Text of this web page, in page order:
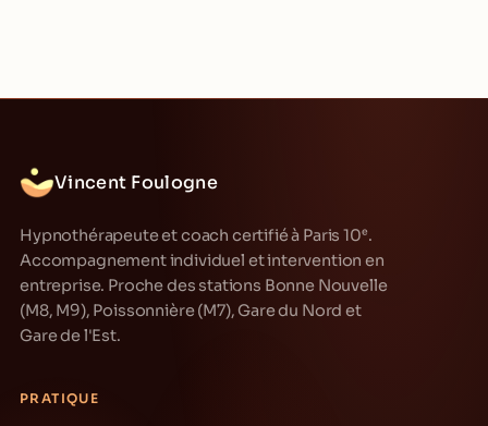
Vincent Foulogne
Hypnothérapeute et coach certifié à Paris 10ᵉ.
Accompagnement individuel et intervention en
entreprise. Proche des stations Bonne Nouvelle
(M8, M9), Poissonnière (M7), Gare du Nord et
Gare de l'Est.
PRATIQUE